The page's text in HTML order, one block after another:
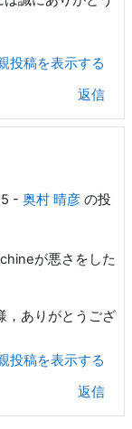
投稿を表示する
返信
- 奥村 晴彦の投
が悪さをした
，ありがとうござ
投稿を表示する
返信